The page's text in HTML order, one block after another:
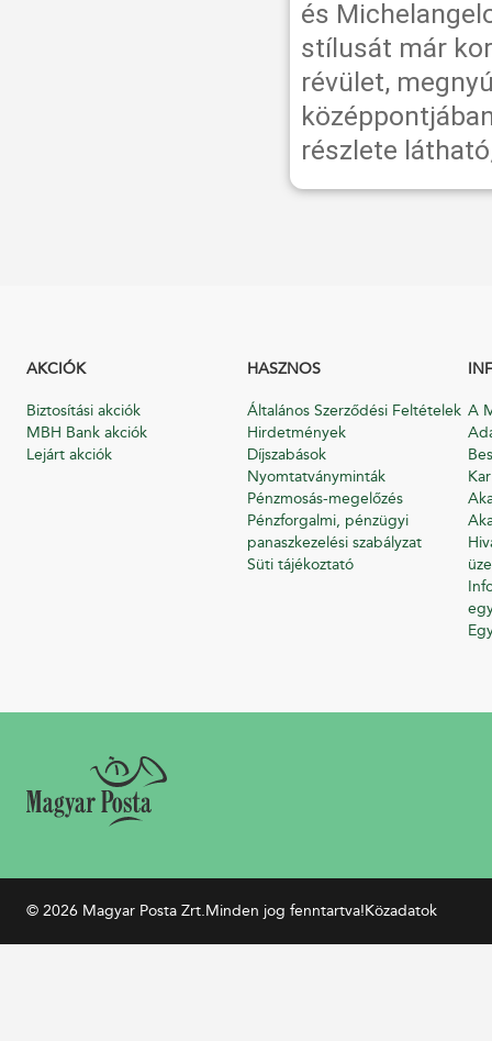
és
stílusát már
révület,
részlete
AKCIÓK
Biztosítási akciók
MBH Bank akciók
Lejárt akciók
HASZNOS
Általános Szerződési Feltételek
Hirdetmények
Díjszabások
Nyomtatványminták
Pénzmosás-megelőzés
Pénzforgalmi, pénzügyi
panaszkezelési szabályzat
Süti tájékoztató
A
© 2026 Magyar Posta Zrt.Minden jog fenntartva!Közadatok